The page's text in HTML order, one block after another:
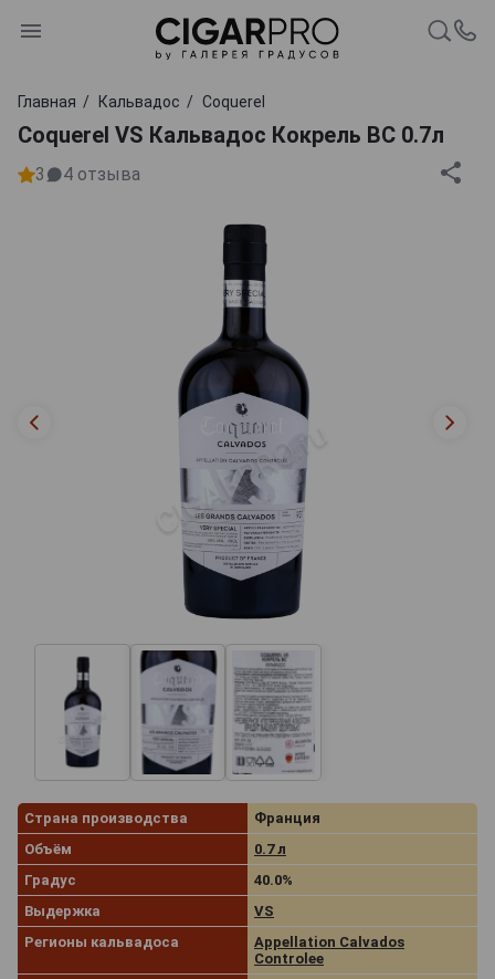
Главная Кальвадос Coquerel
Coquerel VS Кальвадос Кокрель ВС 0.7л
3 4 отзыва
Страна производства
Франция
Объём
0.7 л
Градус
40.0%
Выдержка
VS
Регионы кальвадоса
Appellation Calvados
Controlee